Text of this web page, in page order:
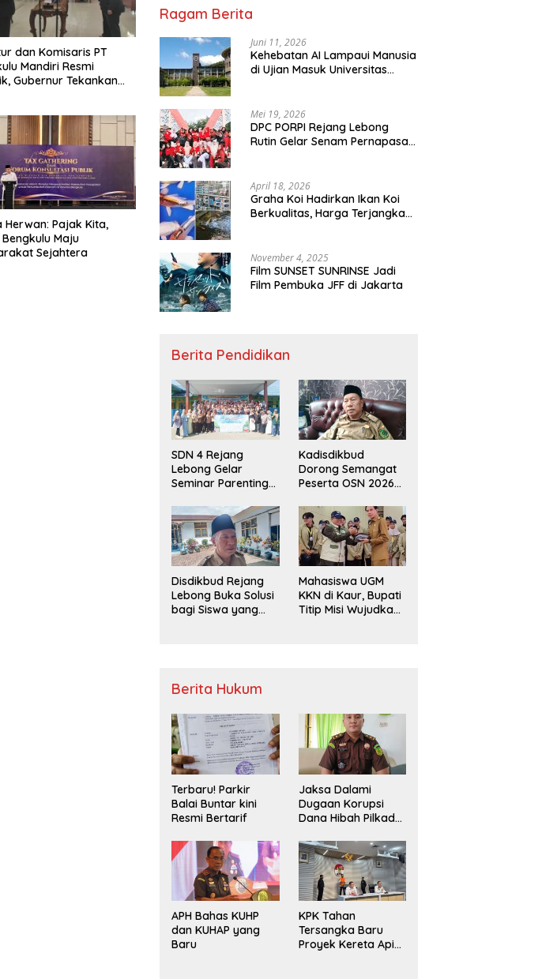
dan Komisaris PT
Mandiri Resmi
Gubernur Tekankan
Herwan: Pajak Kita,
Maju
Sejahtera
Ragam Berita
Juni 11, 2026
Kehebatan AI Lampaui Manusia
di Ujian Masuk Universitas
Mei 19, 2026
DPC PORPI Rejang Lebong
Rutin Gelar Senam Pernapasan
April 18, 2026
Graha Koi Hadirkan Ikan Koi
Berkualitas, Harga Terjangkau
November 4, 2025
Film SUNSET SUNRINSE Jadi
Film Pembuka JFF di Jakarta
Berita Pendidikan
SDN 4 Rejang
Lebong Gelar
Seminar Parenting
Bullying,
Kadisdikbud: Patut
Jadi Contoh
Kadisdikbud
Dorong Semangat
Peserta OSN 2026
Disdikbud Rejang
Lebong Buka Solusi
bagi Siswa yang
Mahasiswa UGM
KKN di Kaur, Bupati
Titip Misi Wujudkan
Berita Hukum
Terbaru! Parkir
Balai Buntar kini
Resmi Bertarif
Jaksa Dalami
Dugaan Korupsi
Dana Hibah Pilkada
Kaur
APH Bahas KUHP
dan KUHAP yang
Baru
KPK Tahan
Tersangka Baru
Proyek Kereta Api